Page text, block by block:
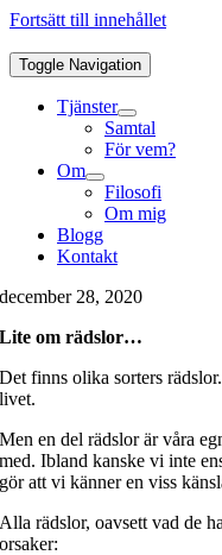
Fortsätt till innehållet
Toggle Navigation
Tjänster
Samtal
För vem?
Om
Filosofi
Om mig
Blogg
Kontakt
december 28, 2020
Lite om rädslor…
Det finns olika sorters
livet.
Men en del rädslor är våra
med. Ibland kanske vi inte
gör att vi känner en viss
Alla rädslor, oavsett vad de
orsaker: